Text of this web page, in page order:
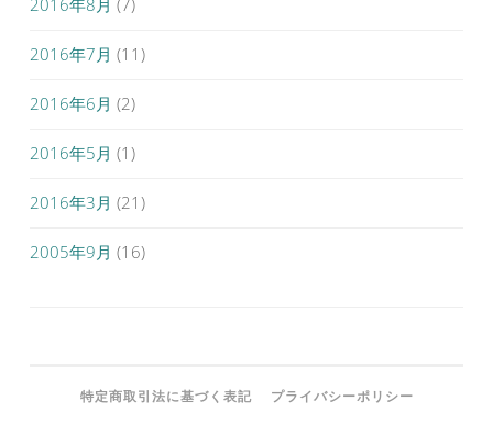
2016年8月 (7)
2016年7月 (11)
2016年6月 (2)
2016年5月 (1)
2016年3月 (21)
2005年9月 (16)
特定商取引法に基づく表記 プライバシーポリシー